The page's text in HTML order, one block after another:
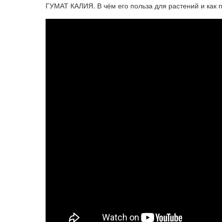
ГУМАТ КАЛИЯ. В чём его польза для растений и как